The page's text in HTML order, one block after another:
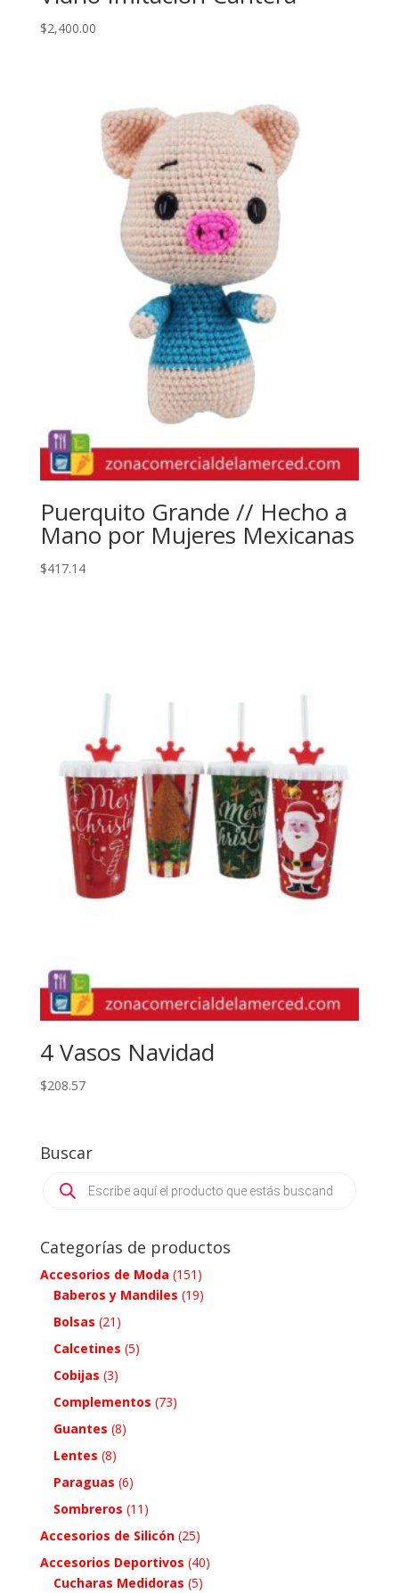
$2,400.00
Puerquito Grande // Hecho a
Mano por Mujeres Mexicanas
$417.14
4 Vasos Navidad
$208.57
Buscar
search
Categorías de productos
Accesorios de Moda (151)
Baberos y Mandiles (19)
Bolsas (21)
Calcetines (5)
Cobijas (3)
Complementos (73)
Guantes (8)
Lentes (8)
Paraguas (6)
Sombreros (11)
Accesorios de Silicón (25)
Accesorios Deportivos (40)
Cucharas Medidoras (5)